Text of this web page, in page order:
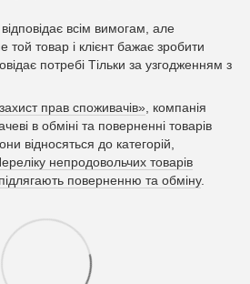
всім вимогам, але
товар і клієнт бажає зробити
потребі Тільки за узгодженням з
прав споживачів» , компанія
в обміні та поверненні товарів
відносяться до категорій,
непродовольчих товарів
поверненню та обміну.